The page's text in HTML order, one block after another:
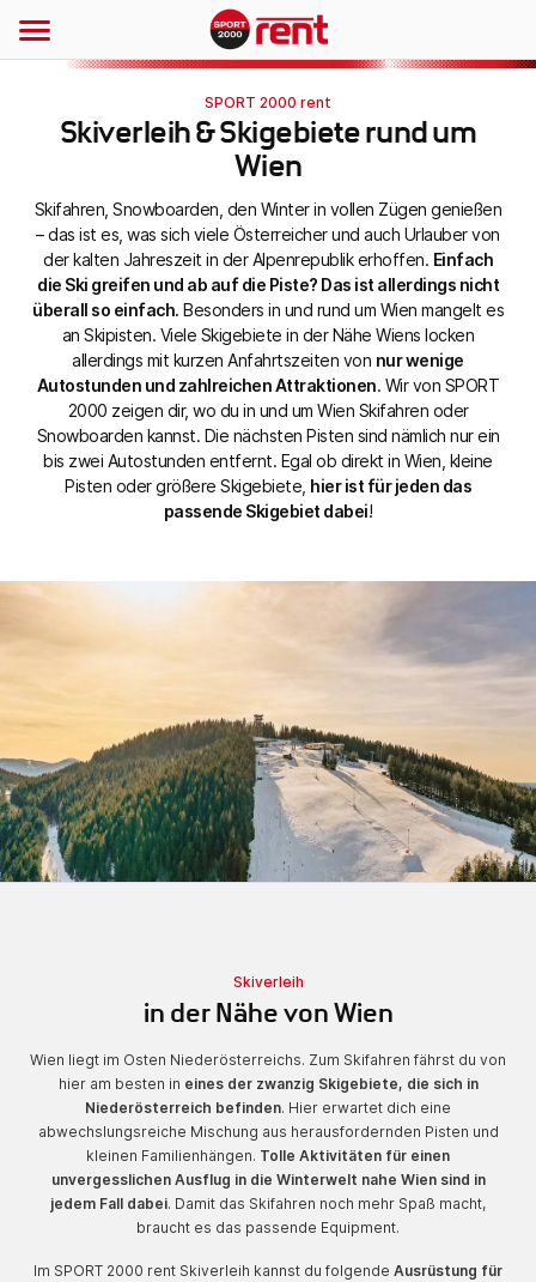
SPORT 2000 rent
Skiverleih & Skigebiete rund um
Wien
Skifahren, Snowboarden, den Winter in vollen Zügen genießen
– das ist es, was sich viele Österreicher und auch Urlauber von
der kalten Jahreszeit in der Alpenrepublik erhoffen. Einfach
die Ski greifen und ab auf die Piste? Das ist allerdings nicht
überall so einfach. Besonders in und rund um Wien mangelt es
an Skipisten. Viele Skigebiete in der Nähe Wiens locken
allerdings mit kurzen Anfahrtszeiten von nur wenige
Autostunden und zahlreichen Attraktionen. Wir von SPORT
2000 zeigen dir, wo du in und um Wien Skifahren oder
Snowboarden kannst. Die nächsten Pisten sind nämlich nur ein
bis zwei Autostunden entfernt. Egal ob direkt in Wien, kleine
Pisten oder größere Skigebiete, hier ist für jeden das
passende Skigebiet dabei!
Skiverleih
in der Nähe von Wien
Wien liegt im Osten Niederösterreichs. Zum Skifahren fährst du von
hier am besten in eines der zwanzig Skigebiete, die sich in
Niederösterreich befinden. Hier erwartet dich eine
abwechslungsreiche Mischung aus herausfordernden Pisten und
kleinen Familienhängen. Tolle Aktivitäten für einen
unvergesslichen Ausflug in die Winterwelt nahe Wien sind in
jedem Fall dabei. Damit das Skifahren noch mehr Spaß macht,
braucht es das passende Equipment.
Im SPORT 2000 rent Skiverleih kannst du folgende Ausrüstung für